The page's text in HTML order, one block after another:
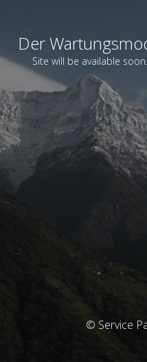
Der
Site will be available
© Service